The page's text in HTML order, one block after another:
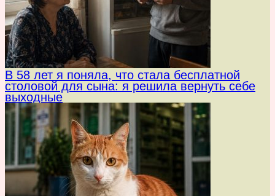
В 58 лет я поняла, что стала бесплатной
столовой для сына: я решила вернуть себе
выходные